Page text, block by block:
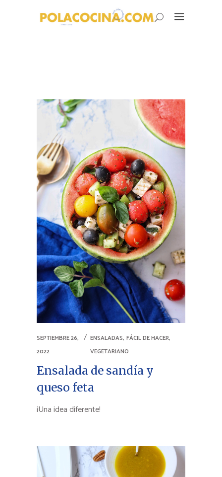
SEPTIEMBRE 26,
2022
ENSALADAS, FÁCIL DE HACER,
VEGETARIANO
Ensalada de sandía y
queso feta
¡Una idea diferente!